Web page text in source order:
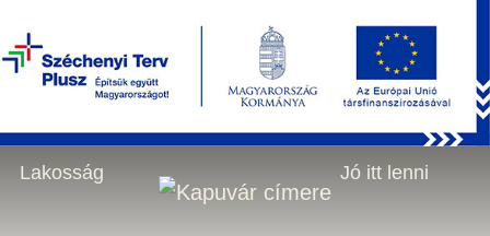
2026.08.06., csütörtök - Berta, Bettina napja
HU
Lakosság Jó itt lenni